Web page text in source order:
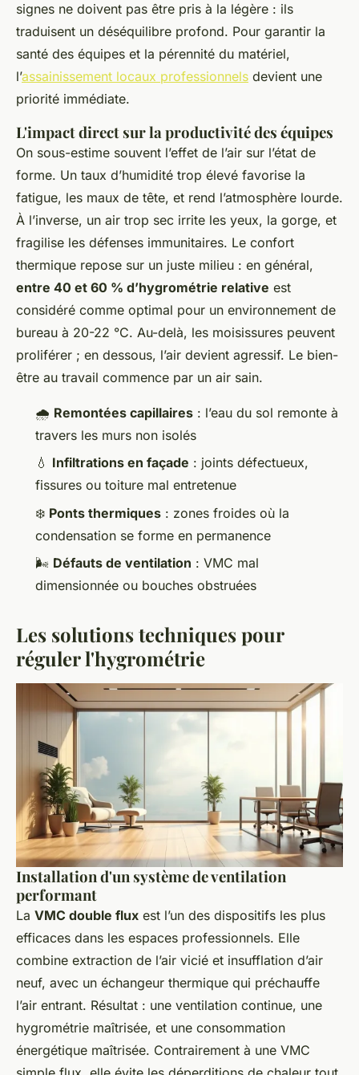
signes ne doivent pas être pris à la légère : ils
traduisent un déséquilibre profond. Pour garantir la
santé des équipes et la pérennité du matériel,
l’assainissement locaux professionnels devient une
priorité immédiate.
L'impact direct sur la productivité des équipes
On sous-estime souvent l’effet de l’air sur l’état de
forme. Un taux d’humidité trop élevé favorise la
fatigue, les maux de tête, et rend l’atmosphère lourde.
À l’inverse, un air trop sec irrite les yeux, la gorge, et
fragilise les défenses immunitaires. Le confort
thermique repose sur un juste milieu : en général,
entre 40 et 60 % d’hygrométrie relative est
considéré comme optimal pour un environnement de
bureau à 20-22 °C. Au-delà, les moisissures peuvent
proliférer ; en dessous, l’air devient agressif. Le bien-
être au travail commence par un air sain.
🌧️ Remontées capillaires : l’eau du sol remonte à
travers les murs non isolés
💧 Infiltrations en façade : joints défectueux,
fissures ou toiture mal entretenue
❄️ Ponts thermiques : zones froides où la
condensation se forme en permanence
🌬️ Défauts de ventilation : VMC mal
dimensionnée ou bouches obstruées
Les solutions techniques pour
réguler l'hygrométrie
Installation d'un système de ventilation
performant
La VMC double flux est l’un des dispositifs les plus
efficaces dans les espaces professionnels. Elle
combine extraction de l’air vicié et insufflation d’air
neuf, avec un échangeur thermique qui préchauffe
l’air entrant. Résultat : une ventilation continue, une
hygrométrie maîtrisée, et une consommation
énergétique maîtrisée. Contrairement à une VMC